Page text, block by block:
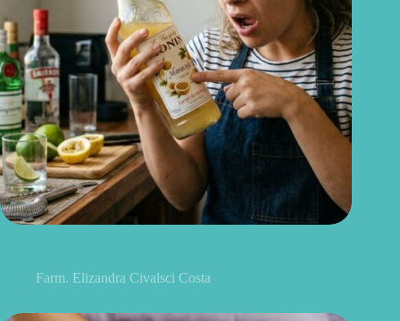
Farm. Elizandra Civalsci Costa